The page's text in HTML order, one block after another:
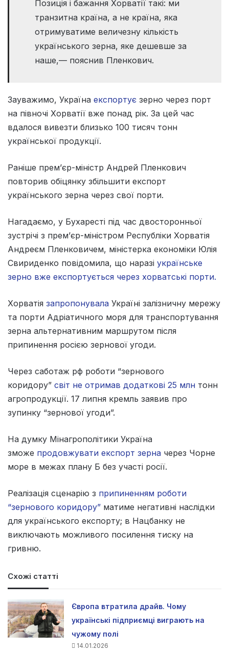
Позиція і бажання Хорватії такі: ми
транзитна країна, а не країна, яка
отримуватиме величезну кількість
українського зерна, яке дешевше за
наше,— пояснив Пленкович.
Зауважимо, Україна експортує зерно через порт
на півночі Хорватії вже понад рік. За цей час
вдалося вивезти близько 100 тисяч тонн
української продукції.
Раніше прем’єр-міністр Андрей Пленкович
повторив обіцянку збільшити експорт
українського зерна через свої порти.
Нагадаємо, у Бухаресті під час двосторонньої
зустрічі з прем’єр-міністром Республіки Хорватія
Андреєм Пленковичем, міністерка економіки Юлія
Свириденко повідомила, що наразі українське
зерно вже експортується через хорватські порти.
Хорватія запропонувала Україні залізничну мережу
та порти Адріатичного моря для транспортування
зерна альтернативним маршрутом після
припинення росією зернової угоди.
Через саботаж рф роботи “зернового
коридору” світ не отримав додаткові 25 млн тонн
агропродукції. 17 липня кремль заявив про
зупинку “зернової угоди”.
На думку Мінагрополітики Україна
зможе продовжувати експорт зерна через Чорне
море в межах плану Б без участі росії.
Реалізація сценарію з припиненням роботи
“зернового коридору” матиме негативні наслідки
для українського експорту; в Нацбанку не
виключають можливого посилення тиску на
гривню.
Схожі статті
Європа втратила драйв. Чому
українські підприємці виграють на
чужому полі
14.01.2026